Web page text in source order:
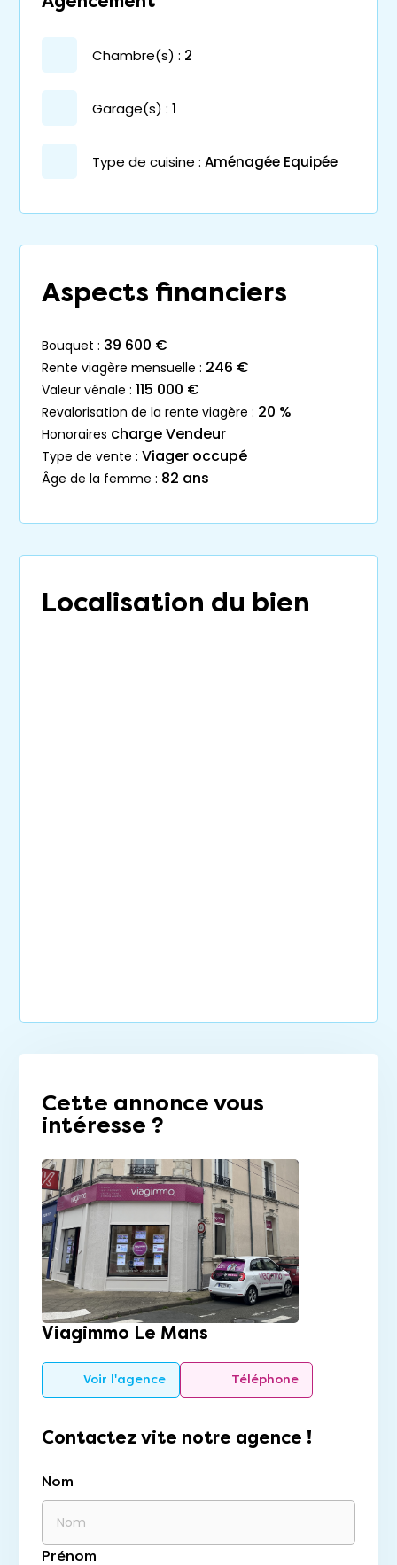
chambre(s) : 2
garage(s) : 1
Type de cuisine : Aménagée Equipée
Aspects financiers
bouquet : 39 600 €
rente viagère mensuelle : 246 €
valeur vénale : 115 000 €
revalorisation de la rente viagère : 20 %
honoraires charge Vendeur
type de vente : Viager occupé
âge de la femme : 82 ans
Localisation du bien
Cette annonce vous
intéresse ?
Viagimmo Le Mans
Voir l'agence Téléphone
Contactez vite notre agence !
Nom
Prénom